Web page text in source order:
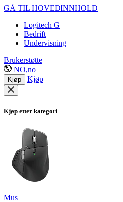
GÅ TIL HOVEDINNHOLD
Logitech G
Bedrift
Undervisning
Brukerstøtte
NO,no
Kjøp Kjøp
Kjøp etter kategori
Mus